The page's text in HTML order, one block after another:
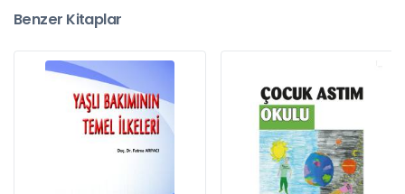
Benzer Kitaplar